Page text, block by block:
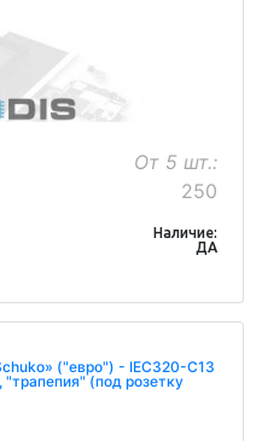
От 5 шт.:
250
Наличие:
ДА
("евро") - IEC320-C13
(под розетку